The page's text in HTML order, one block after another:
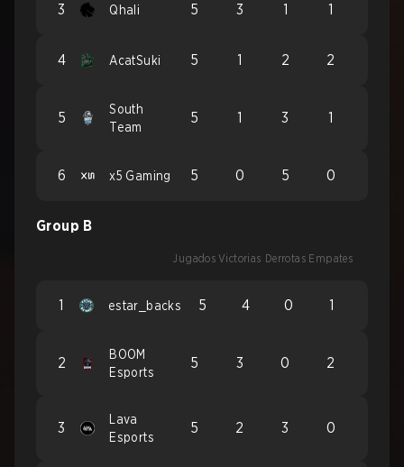
3 Qhali 5 3 1 1
4 AcatSuki 5 1 2 2
5
South
Team
5 1 3 1
6 x5 Gaming 5 0 5 0
Group B
Jugados Victorias Derrotas Empates
1 estar_backs 5 4 0 1
2
BOOM
Esports
5 3 0 2
3
Lava
Esports
5 2 3 0